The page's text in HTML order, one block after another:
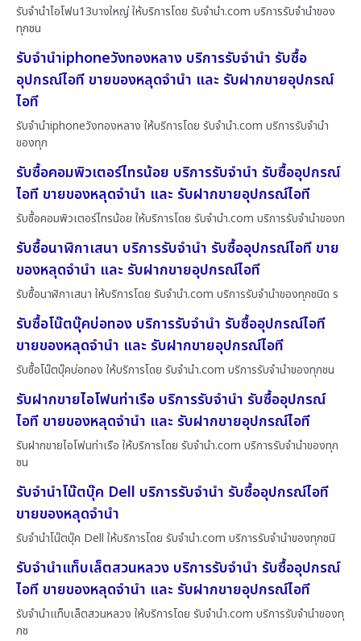
รับจำนำไอโฟน13บางใหญ่ ให้บริการโดย รับจํานํา.com บริการรับจำนำของ
ทุกชน
รับจำนำiphoneวังทองหลาง บริการรับจำนำ รับซื้อ
อุปกรณ์ไอที ขายของหลุดจำนำ และ รับฝากขายอุปกรณ์
ไอที
รับจำนำiphoneวังทองหลาง ให้บริการโดย รับจํานํา.com บริการรับจำนำ
ของทุก
รับซื้อคอมพิวเตอร์ไทรน้อย บริการรับจำนำ รับซื้ออุปกรณ์
ไอที ขายของหลุดจำนำ และ รับฝากขายอุปกรณ์ไอที
รับซื้อคอมพิวเตอร์ไทรน้อย ให้บริการโดย รับจํานํา.com บริการรับจำนำของท
รับซื้อนาฬิกาเสนา บริการรับจำนำ รับซื้ออุปกรณ์ไอที ขาย
ของหลุดจำนำ และ รับฝากขายอุปกรณ์ไอที
รับซื้อนาฬิกาเสนา ให้บริการโดย รับจํานํา.com บริการรับจำนำของทุกชนิด ร
รับซื้อโน๊ตบุ๊คบ่อทอง บริการรับจำนำ รับซื้ออุปกรณ์ไอที
ขายของหลุดจำนำ และ รับฝากขายอุปกรณ์ไอที
รับซื้อโน๊ตบุ๊คบ่อทอง ให้บริการโดย รับจํานํา.com บริการรับจำนำของทุกชน
รับฝากขายไอโฟนท่าเรือ บริการรับจำนำ รับซื้ออุปกรณ์
ไอที ขายของหลุดจำนำ และ รับฝากขายอุปกรณ์ไอที
รับฝากขายไอโฟนท่าเรือ ให้บริการโดย รับจํานํา.com บริการรับจำนำของทุก
ชน
รับจำนำโน๊ตบุ๊ค Dell บริการรับจำนำ รับซื้ออุปกรณ์ไอที
ขายของหลุดจำนำ
รับจำนำโน๊ตบุ๊ค Dell ให้บริการโดย รับจํานํา.com บริการรับจำนำของทุกชนิ
รับจำนำแท็บเล็ตสวนหลวง บริการรับจำนำ รับซื้ออุปกรณ์
ไอที ขายของหลุดจำนำ และ รับฝากขายอุปกรณ์ไอที
รับจำนำแท็บเล็ตสวนหลวง ให้บริการโดย รับจํานํา.com บริการรับจำนำของทุ
กช